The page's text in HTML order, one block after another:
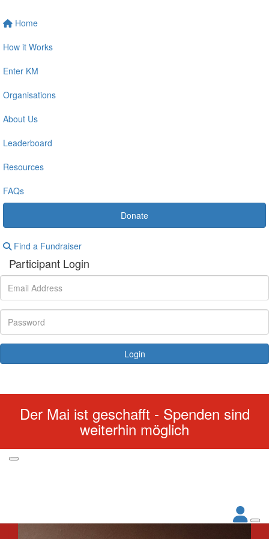
Home
How it Works
Enter KM
Organisations
About Us
Leaderboard
Resources
FAQs
Donate
Find a Fundraiser
Participant Login
Login
Der Mai ist geschafft - Spenden sind
weiterhin möglich